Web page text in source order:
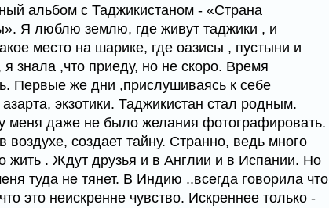
альбом с Таджикистаном - «Страна
Я люблю землю, где живут таджики , и
место на шарике, где оазисы , пустыни и
знала ,что приеду, но не скоро. Время
Первые же дни ,прислушиваясь к себе
экзотики. Таджикистан стал родным.
меня даже не было желания фотографировать.
воздухе, создает тайну. Странно, ведь много
жить . Ждут друзья и в Англии и в Испании. Но
туда не тянет. В Индию ..всегда говорила что
это неискренне чувство. Искреннее только -